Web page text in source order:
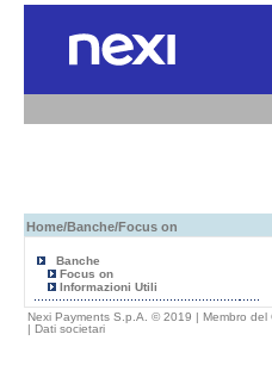
Home/Banche/Focus on
Banche
Focus on
Informazioni Utili
Nexi Payments S.p.A. © 2019 | Membro del
| Dati societari